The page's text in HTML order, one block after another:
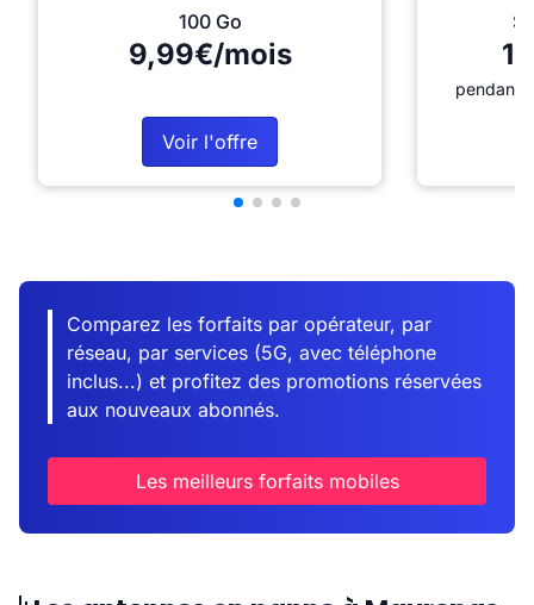
100 Go
9,99€/mois
Voir l'offre
pendant
Comparez les forfaits par opérateur, par
réseau, par services (5G, avec téléphone
inclus...) et profitez des promotions réservées
aux nouveaux abonnés.
Les meilleurs forfaits mobiles